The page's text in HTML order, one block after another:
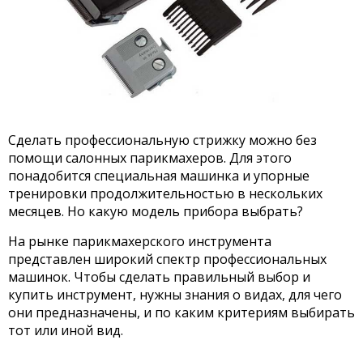
Сделать профессиональную стрижку можно без
помощи салонных парикмахеров. Для этого
понадобится специальная машинка и упорные
тренировки продолжительностью в нескольких
месяцев. Но какую модель прибора выбрать?
На рынке парикмахерского инструмента
представлен широкий спектр профессиональных
машинок. Чтобы сделать правильный выбор и
купить инструмент, нужны знания о видах, для чего
они предназначены, и по каким критериям выбирать
тот или иной вид.